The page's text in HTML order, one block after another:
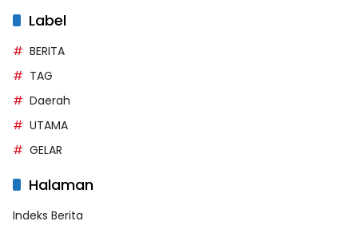
Label
BERITA
TAG
Daerah
UTAMA
GELAR
Halaman
Indeks Berita